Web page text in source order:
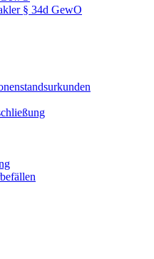
§ 34d GewO